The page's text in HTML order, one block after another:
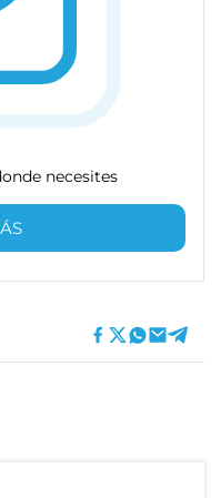
necesites